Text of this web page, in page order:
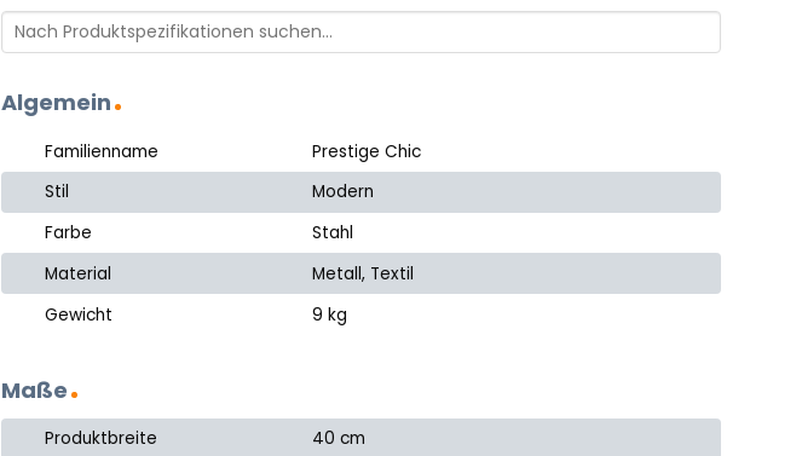
Algemein
Familienname
Prestige Chic
Stil
Modern
Farbe
Stahl
Material
Metall, Textil
Gewicht
9 kg
Maße
Produktbreite
40 cm